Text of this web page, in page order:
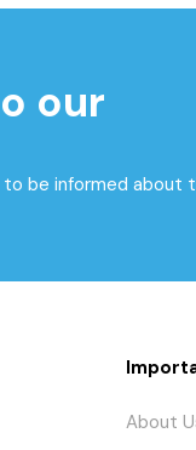
our
be informed about
About